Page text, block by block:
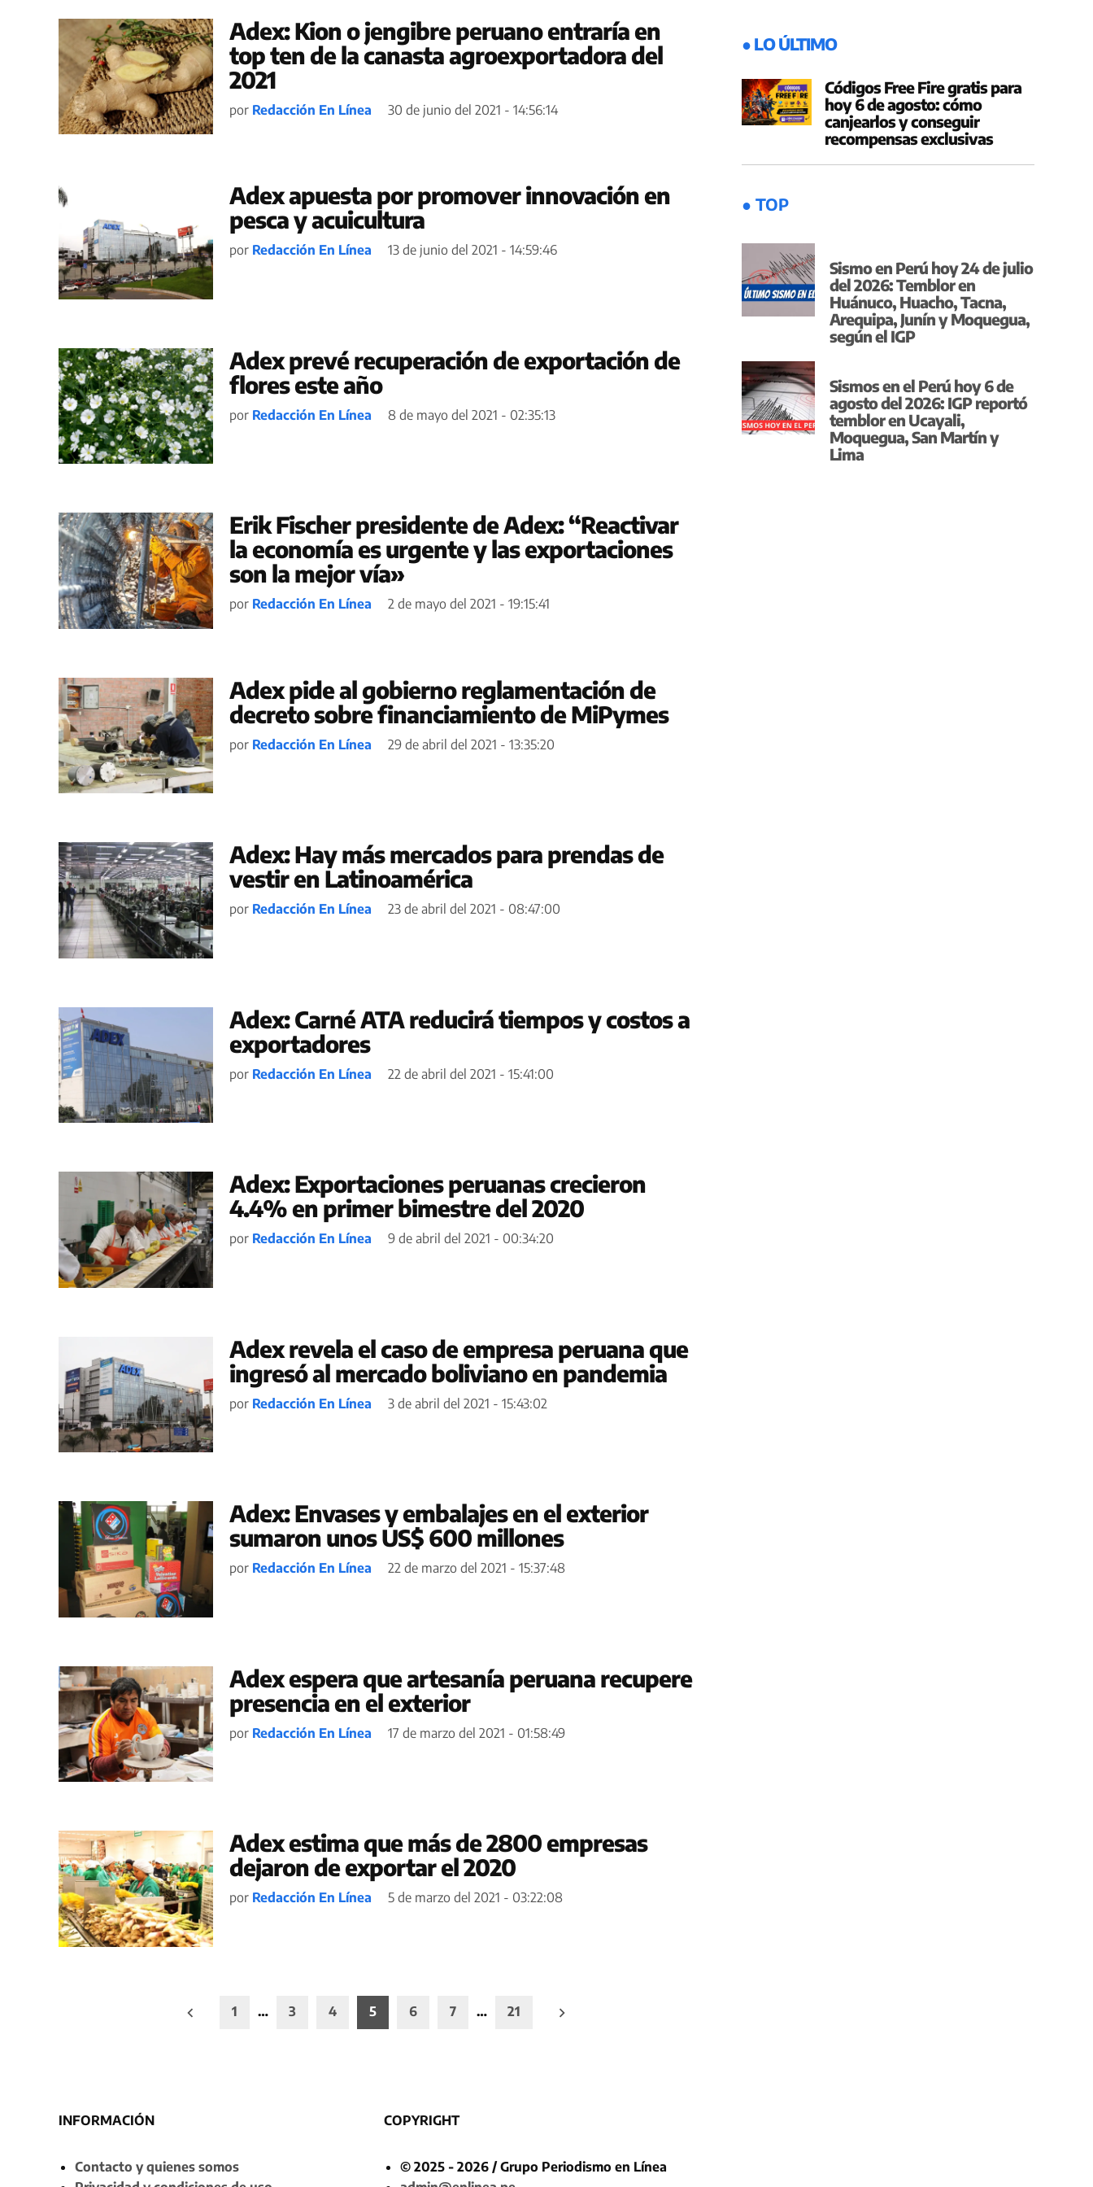
Adex: Kion o jengibre peruano entraría en
top ten de la canasta agroexportadora del
2021
por Redacción En Línea 30 de junio del 2021 - 14:56:14
Adex apuesta por promover innovación en
pesca y acuicultura
por Redacción En Línea 13 de junio del 2021 - 14:59:46
Adex prevé recuperación de exportación de
flores este año
por Redacción En Línea 8 de mayo del 2021 - 02:35:13
Erik Fischer presidente de Adex: “Reactivar
la economía es urgente y las exportaciones
son la mejor vía»
por Redacción En Línea 2 de mayo del 2021 - 19:15:41
Adex pide al gobierno reglamentación de
decreto sobre financiamiento de MiPymes
por Redacción En Línea 29 de abril del 2021 - 13:35:20
Adex: Hay más mercados para prendas de
vestir en Latinoamérica
por Redacción En Línea 23 de abril del 2021 - 08:47:00
Adex: Carné ATA reducirá tiempos y costos a
exportadores
por Redacción En Línea 22 de abril del 2021 - 15:41:00
Adex: Exportaciones peruanas crecieron
4.4% en primer bimestre del 2020
por Redacción En Línea 9 de abril del 2021 - 00:34:20
Adex revela el caso de empresa peruana que
ingresó al mercado boliviano en pandemia
por Redacción En Línea 3 de abril del 2021 - 15:43:02
Adex: Envases y embalajes en el exterior
sumaron unos US$ 600 millones
por Redacción En Línea 22 de marzo del 2021 - 15:37:48
Adex espera que artesanía peruana recupere
presencia en el exterior
por Redacción En Línea 17 de marzo del 2021 - 01:58:49
Adex estima que más de 2800 empresas
dejaron de exportar el 2020
por Redacción En Línea 5 de marzo del 2021 - 03:22:08
Paginación
1 … 3 4 5 6 7 … 21
● LO ÚLTIMO
Códigos Free Fire gratis para
hoy 6 de agosto: cómo
canjearlos y conseguir
recompensas exclusivas
● TOP
Sismo en Perú hoy 24 de julio
del 2026: Temblor en
Huánuco, Huacho, Tacna,
Arequipa, Junín y Moquegua,
según el IGP
Sismos en el Perú hoy 6 de
agosto del 2026: IGP reportó
temblor en Ucayali,
Moquegua, San Martín y
Lima
INFORMACIÓN
Contacto y quienes somos
COPYRIGHT
© 2025 - 2026 / Grupo Periodismo en Línea